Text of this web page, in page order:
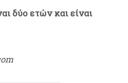
δύο ετών και είναι